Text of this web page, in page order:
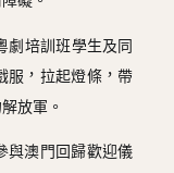
劇培訓班學生及同
服，拉起燈條，帶
放軍。
與澳門回歸歡迎儀